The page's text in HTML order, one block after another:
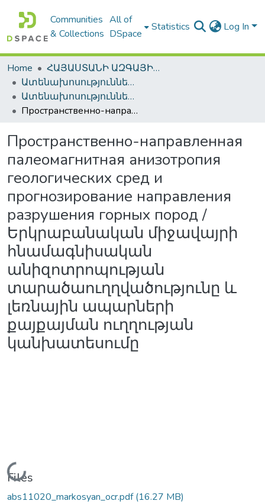
Communities
& Collections
All of
DSpace
Statistics Log In
Home
ՀԱՅԱՍՏԱՆԻ ԱԶԳԱՅԻՆ ԳՐԱԴԱՐԱՆԻ ԹՎԱՅԻՆ ՊԱՀՈՑ / DIGITAL REPOSITORY OF NLA
Ատենախոսություններ և սեղմագրեր / Theses & Abstracts
Ատենախոսություններ և սեղմագրեր / Theses & Abstracts
Пространственно-направленная палеомагнитная анизотропия геологических сред и прогнозирование направления разрушения горных пород / Երկրաբանական միջավայրի հնամագնիսական անիզոտրոպության տարածաուղղվածությունը և լեռնային ապարների քայքայման ուղղության կանխատեսումը
Пространственно-направленная
палеомагнитная анизотропия
геологических сред и
прогнозирование направления
разрушения горных пород /
Երկրաբանական միջավայրի
հնամագնիսական
անիզոտրոպության
տարածաուղղվածությունը և
լեռնային ապարների
քայքայման ուղղության
կանխատեսումը
Loading...
Files
abs11020_markosyan_ocr.pdf(16.27 MB)